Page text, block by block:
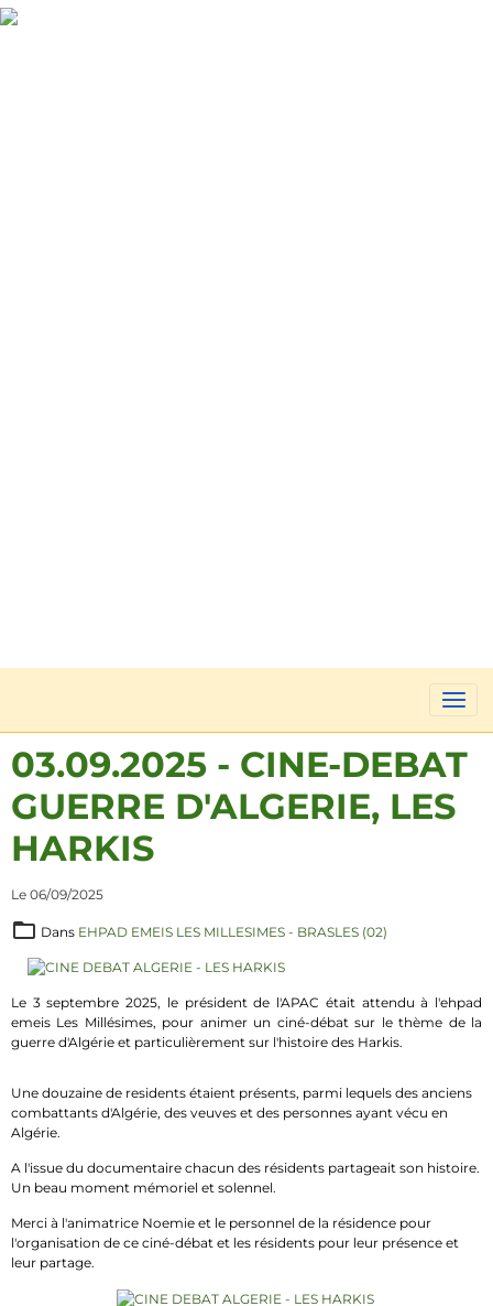
03.09.2025 - CINE-DEBAT
GUERRE D'ALGERIE, LES
HARKIS
Le 06/09/2025
Dans EHPAD EMEIS LES MILLESIMES - BRASLES (02)
Le 3 septembre 2025, le président de l'APAC était attendu à l'ehpad
emeis Les Millésimes, pour animer un ciné-débat sur le thème de la
guerre d'Algérie et particulièrement sur l'histoire des Harkis.
Une douzaine de residents étaient présents, parmi lequels des anciens
combattants d'Algérie, des veuves et des personnes ayant vécu en
Algérie.
A l'issue du documentaire chacun des résidents partageait son histoire.
Un beau moment mémoriel et solennel.
Merci à l'animatrice Noemie et le personnel de la résidence pour
l'organisation de ce ciné-débat et les résidents pour leur présence et
leur partage.